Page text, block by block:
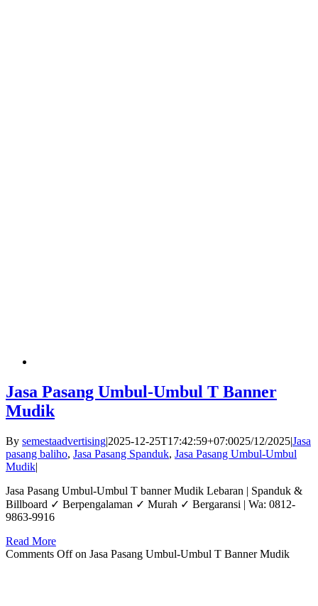
Jasa Pasang Umbul-Umbul T Banner
Mudik
By semestaadvertising|2025-12-25T17:42:59+07:0025/12/2025|Jasa
pasang baliho, Jasa Pasang Spanduk, Jasa Pasang Umbul-Umbul
Mudik|
Jasa Pasang Umbul-Umbul T banner Mudik Lebaran | Spanduk &
Billboard ✓ Berpengalaman ✓ Murah ✓ Bergaransi | Wa: 0812-
9863-9916
Read More
Comments Offon Jasa Pasang Umbul-Umbul T Banner Mudik